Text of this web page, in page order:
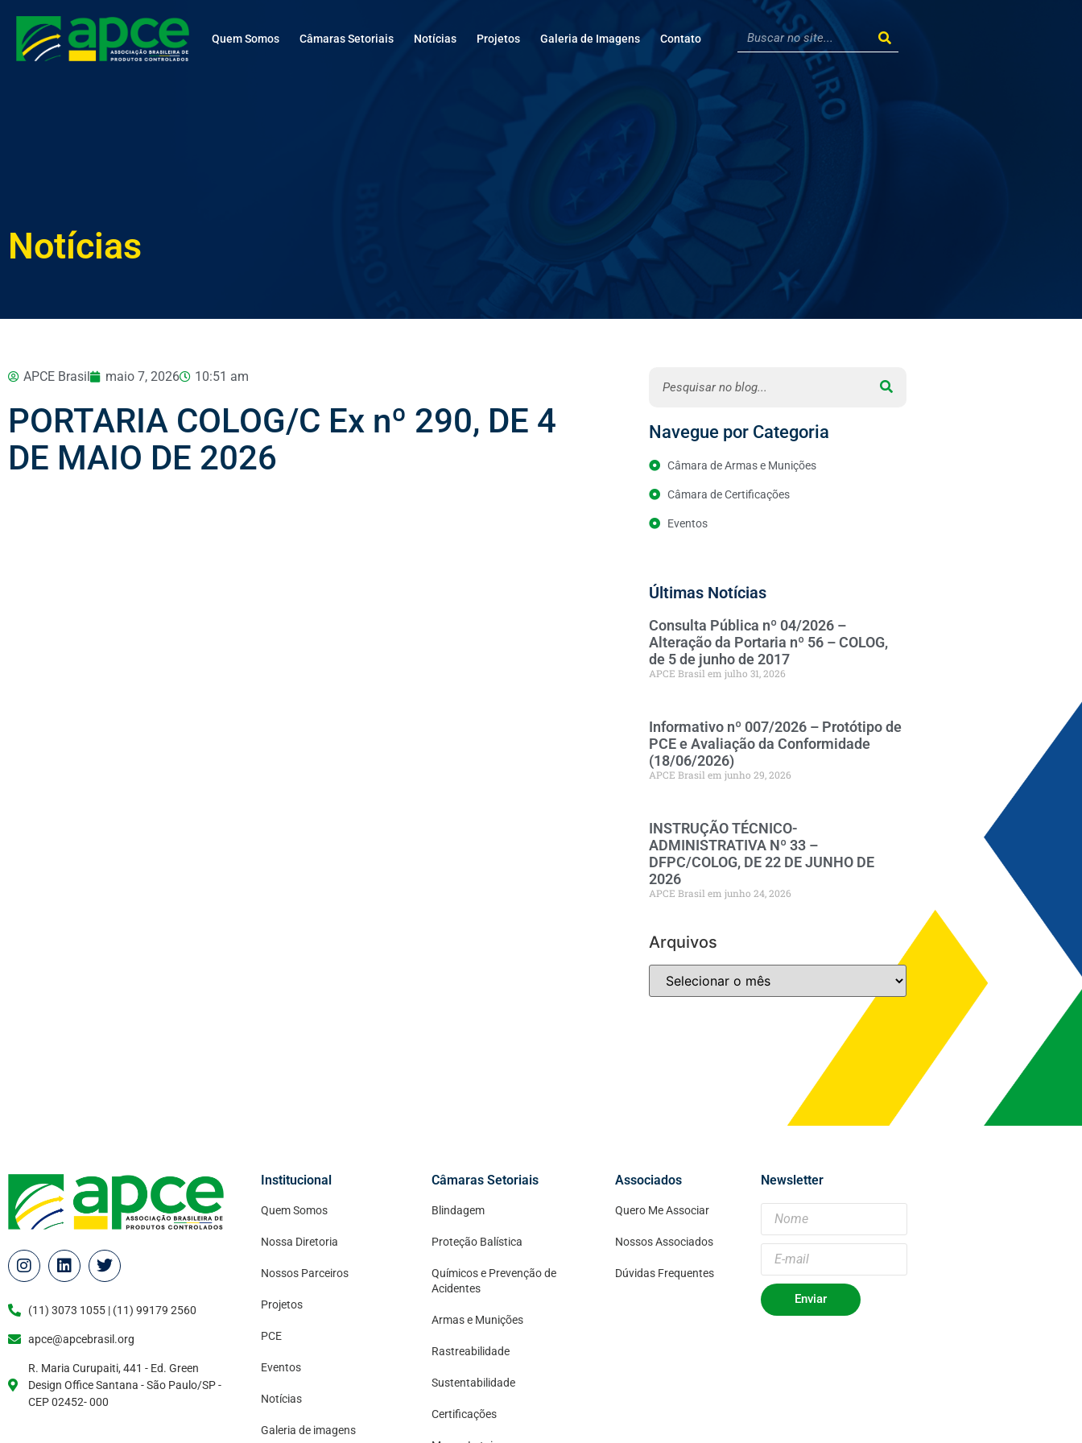
Quem Somos Câmaras Setoriais Notícias Projetos Galeria de Imagens Contato
Notícias
APCE Brasil maio 7, 2026 10:51 am
PORTARIA COLOG/C Ex nº 290, DE 4
DE MAIO DE 2026
Navegue por Categoria
Câmara de Armas e Munições
Câmara de Certificações
Eventos
Últimas Notícias
Consulta Pública nº 04/2026 –
Alteração da Portaria nº 56 – COLOG,
de 5 de junho de 2017
APCE Brasil julho 31, 2026
Informativo nº 007/2026 – Protótipo de
PCE e Avaliação da Conformidade
(18/06/2026)
APCE Brasil junho 29, 2026
INSTRUÇÃO TÉCNICO-
ADMINISTRATIVA Nº 33 –
DFPC/COLOG, DE 22 DE JUNHO DE
2026
APCE Brasil junho 24, 2026
Arquivos
(11) 3073 1055 | (11) 99179 2560
apce@apcebrasil.org
R. Maria Curupaiti, 441 - Ed. Green
Design Office Santana - São Paulo/SP -
CEP 02452- 000
Institucional
Quem Somos
Nossa Diretoria
Nossos Parceiros
Projetos
PCE
Eventos
Notícias
Galeria de imagens
Câmaras Setoriais
Blindagem
Proteção Balística
Químicos e Prevenção de
Acidentes
Armas e Munições
Rastreabilidade
Sustentabilidade
Certificações
Associados
Quero Me Associar
Nossos Associados
Dúvidas Frequentes
Newsletter
Enviar